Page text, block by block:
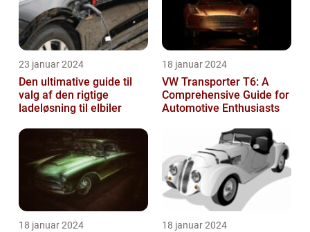
23 januar 2024
Den ultimative guide til
valg af den rigtige
ladeløsning til elbiler
18 januar 2024
VW Transporter T6: A
Comprehensive Guide for
Automotive Enthusiasts
18 januar 2024 18 januar 2024